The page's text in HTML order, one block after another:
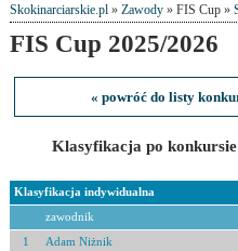
Skokinarciarskie.pl» Zawody» FIS Cup »
FIS Cup 2025/2026
« powróć do listy
Klasyfikacja po
Klasyfikacja indywidualna
zawodnik
1 Adam Niżnik